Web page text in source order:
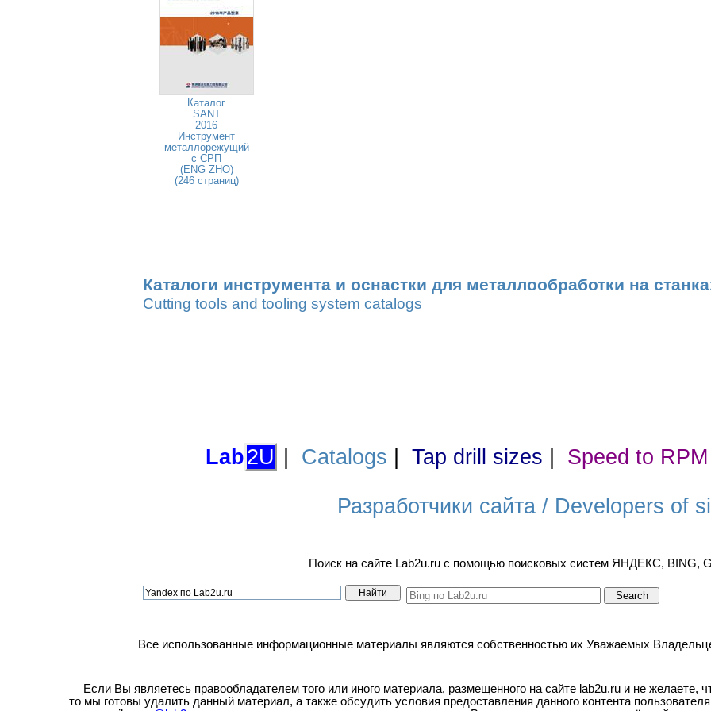
Каталог
SANT
2016
Инструмент
металлорежущий
с СРП
(ENG ZHO)
(246 страниц)
Каталоги инструмента и оснастки для металлообработки на
Cutting tools and tooling system catalogs
Lab2U Catalogs Tap drill sizes Speed to RPM
Разработчики сайта / Developers of
Поиск на сайте Lab2u.ru с помощью поисковых систем ЯНДЕКС, BING,
Все использованные информационные материалы являются собственностью их Уважаемых
Если Вы являетесь правообладателем того или иного материала, размещенного на сайте lab2u.ru и не желаете,
то мы готовы удалить данный материал, а также обсудить условия предоставления данного контента